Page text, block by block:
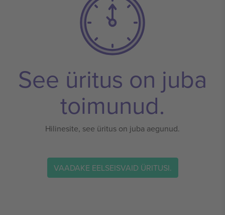
See üritus on juba
toimunud.
Hilinesite, see üritus on juba aegunud.
VAADAKE EELSEISVAID ÜRITUSI.